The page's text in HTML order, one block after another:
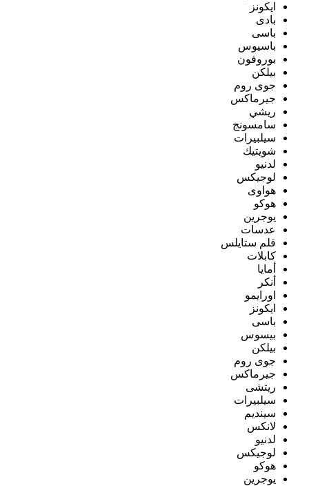
ايكونز
بادى
باسى
باسيوس
بوروفون
بيلكن
جوى روم
جيرماكس
ريشي
سامسونج
سيلبيرات
شويتيك
لدنيو
لوجيكس
هواوى
هوكو
يوجرين
عدسات
قلم ستايلس
كابلات
أمايا
أنكر
اورايمو
ايكونز
باسى
بيسوس
بيلكن
جوى روم
جيرماكس
ريتشى
سيلبيرات
سينديم
لانكس
لدنيو
لوجيكس
هوكو
يوجرين